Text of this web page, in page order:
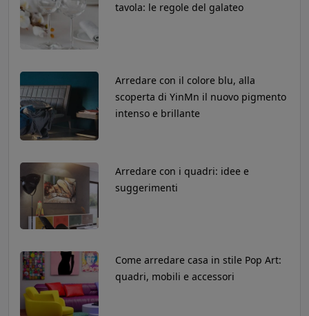
tavola: le regole del galateo
Arredare con il colore blu, alla
scoperta di YinMn il nuovo pigmento
intenso e brillante
Arredare con i quadri: idee e
suggerimenti
Come arredare casa in stile Pop Art:
quadri, mobili e accessori